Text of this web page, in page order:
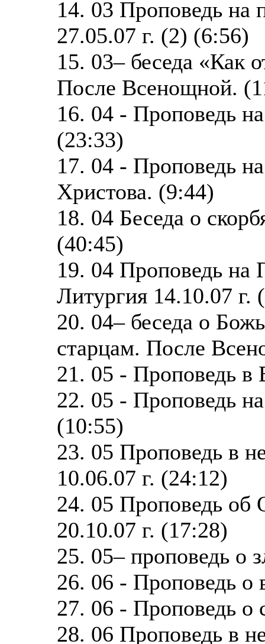
14. 03 Проповедь на
27.05.07 г. (2) (6:56)
15. 03– беседа «Как
После Всенощной.
16. 04 - Проповедь
(23:33)
17. 04 - Проповедь
Христова. (9:44)
18. 04 Беседа о
(40:45)
19. 04 Проповедь на
Литургия 14.10.07 г.
20. 04– беседа о
старцам. После
21. 05 - Проповедь в
22. 05 - Проповедь
(10:55)
23. 05 Проповедь в
10.06.07 г. (24:12)
24. 05 Проповедь
20.10.07 г. (17:28)
25. 05– проповедь о
26. 06 - Проповедь о
27. 06 - Проповедь о
28. 06 Проповедь в